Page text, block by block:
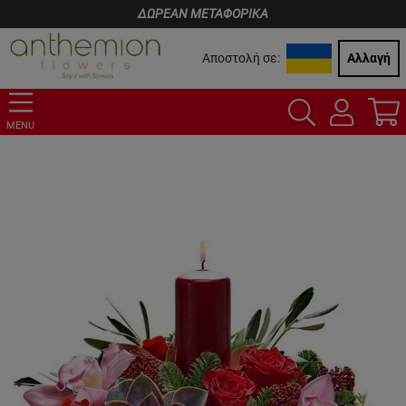
ΔΩΡΕΑΝ ΜΕΤΑΦΟΡΙΚΑ
Αποστολή σε: Αλλαγή
MENU